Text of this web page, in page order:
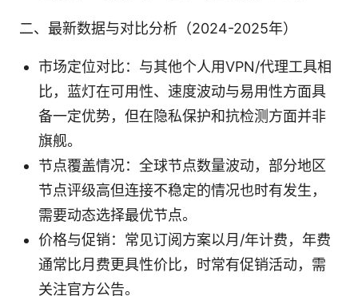
二、最新数据与对比分析（2024-2025年）
市场定位对比：与其他个人用VPN/代理工具相
比，蓝灯在可用性、速度波动与易用性方面具
备一定优势，但在隐私保护和抗检测方面并非
旗舰。
节点覆盖情况：全球节点数量波动，部分地区
节点评级高但连接不稳定的情况也时有发生，
需要动态选择最优节点。
价格与促销：常见订阅方案以月/年计费，年费
通常比月费更具性价比，时常有促销活动，需
关注官方公告。